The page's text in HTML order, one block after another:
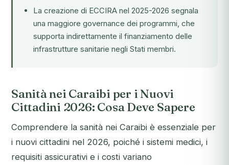
La creazione di ECCIRA nel 2025-2026 segnala
una maggiore governance dei programmi, che
supporta indirettamente il finanziamento delle
infrastrutture sanitarie negli Stati membri.
Sanità nei Caraibi per i Nuovi
Cittadini 2026: Cosa Deve Sapere
Comprendere la sanità nei Caraibi è essenziale per
i nuovi cittadini nel 2026, poiché i sistemi medici, i
requisiti assicurativi e i costi variano